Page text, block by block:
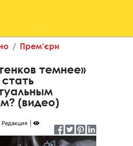
Прем'єри
темнее»
(видео)
Редакция